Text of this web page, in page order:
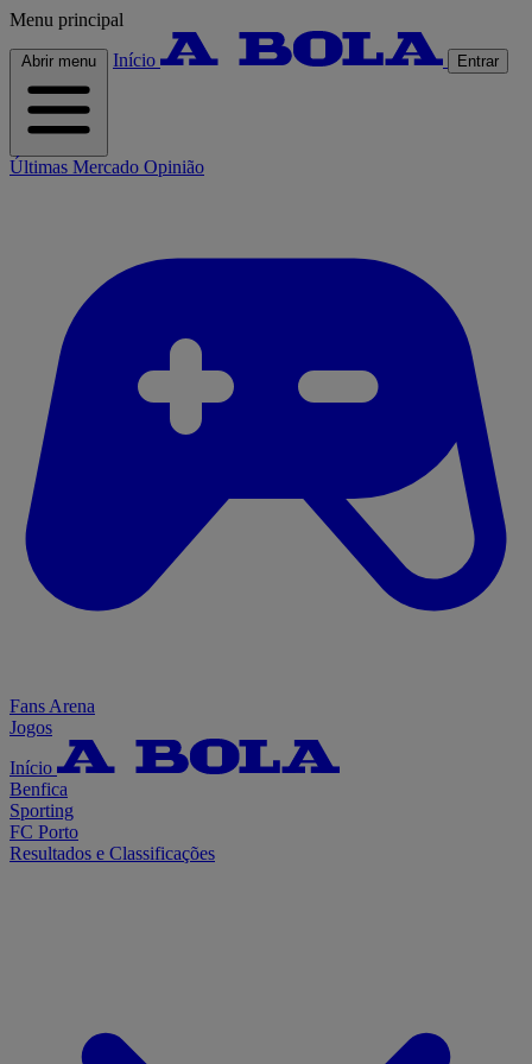
Menu principal
Abrir menu Início Entrar
Últimas Mercado Opinião
Fans Arena
Jogos
Início
Benfica
Sporting
FC Porto
Resultados e Classificações